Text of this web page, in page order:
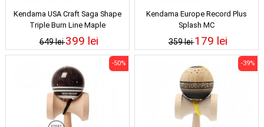
Kendama USA Craft Saga Shape
Triple Burn Line Maple
649 lei399 lei
Kendama Europe Record Plus
Splash MC
359 lei179 lei
-50% -39%